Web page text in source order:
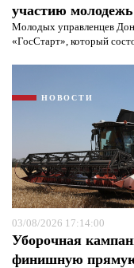
участию
Молодых управленцев
«ГосСтарт», который
НОВОСТИ
03/08/2026 17:14:00
Уборочная
финишную
защиты